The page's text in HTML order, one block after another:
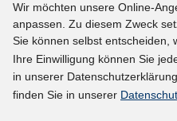
Social-Media-Kanäle
BlueSky
YouTube
LinkedIn
Wir möchten unsere Online-
anpassen. Zu diesem Zweck
Sie können selbst entscheiden,
Ihre Einwilligung können Sie
in unserer
finden Sie in unserer